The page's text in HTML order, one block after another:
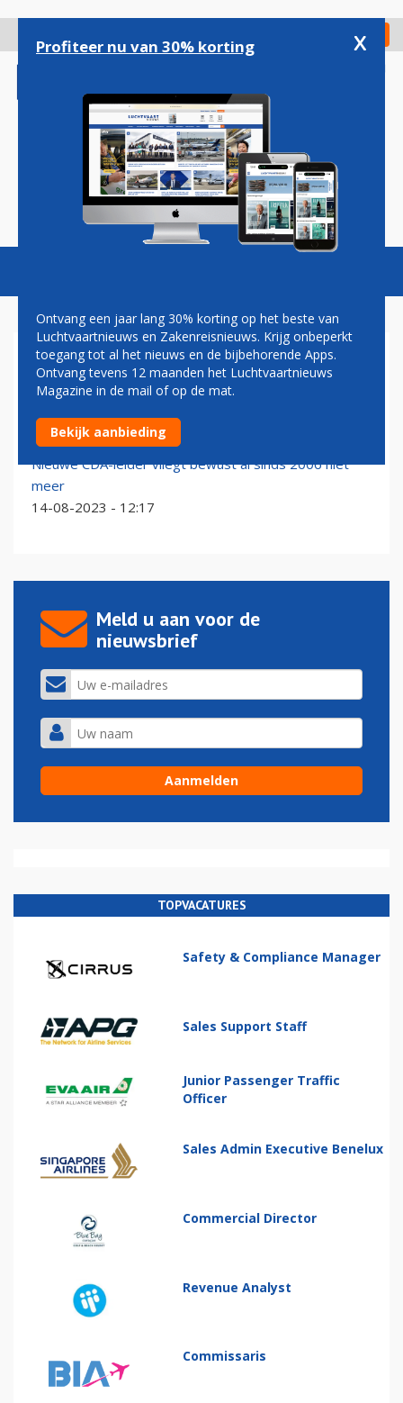
gaan
Check in
Magazine Podcasts Vacatures
HENRI BONTENBAL CDA
Ook CDA wil nachtsluiting en krimp Schiphol
04-09-2023 - 12:24
Nieuwe CDA-leider vliegt bewust al sinds 2006 niet
meer
14-08-2023 - 12:17
Meld u aan voor de
nieuwsbrief
TOPVACATURES
Safety & Compliance Manager
Sales Support Staff
Junior Passenger Traffic
Officer
Sales Admin Executive Benelux
Commercial Director
Revenue Analyst
Commissaris
Profiteer nu van 30% korting x
Ontvang een jaar lang 30% korting op het beste van
Luchtvaartnieuws en Zakenreisnieuws. Krijg onbeperkt
toegang tot al het nieuws en de bijbehorende Apps.
Ontvang tevens 12 maanden het Luchtvaartnieuws
Magazine in de mail of op de mat.
Bekijk aanbieding